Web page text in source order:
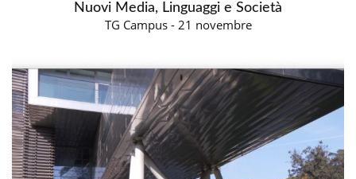
Nuovi Media, Linguaggi e Società
TG Campus - 21 novembre